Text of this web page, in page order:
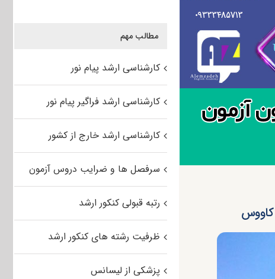
مطالب مهم
کارشناسی ارشد پیام نور
کارشناسی ارشد فراگیر پیام نور
کارشناسی ارشد خارج از کشور
سرفصل ها و ضرایب دروس آزمون
رتبه قبولی کنکور ارشد
ظرفیت رشته های کنکور ارشد
پزشکی از لیسانس